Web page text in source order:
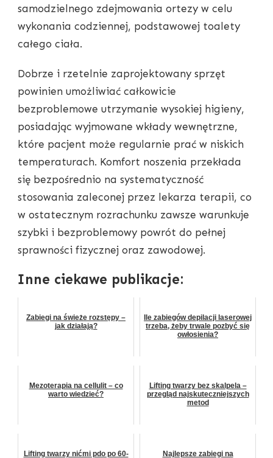
samodzielnego zdejmowania ortezy w celu
wykonania codziennej, podstawowej toalety
całego ciała.
Dobrze i rzetelnie zaprojektowany sprzęt
powinien umożliwiać całkowicie
bezproblemowe utrzymanie wysokiej higieny,
posiadając wyjmowane wkłady wewnętrzne,
które pacjent może regularnie prać w niskich
temperaturach. Komfort noszenia przekłada
się bezpośrednio na systematyczność
stosowania zaleconej przez lekarza terapii, co
w ostatecznym rozrachunku zawsze warunkuje
szybki i bezproblemowy powrót do pełnej
sprawności fizycznej oraz zawodowej.
Inne ciekawe publikacje:
Zabiegi na świeże rozstępy –
jak działają?
Ile zabiegów depilacji laserowej
trzeba, żeby trwale pozbyć się
owłosienia?
Mezoterapia na cellulit – co
warto wiedzieć?
Lifting twarzy bez skalpela –
przegląd najskuteczniejszych
metod
Lifting twarzy nićmi pdo po 60-
Najlepsze zabiegi na